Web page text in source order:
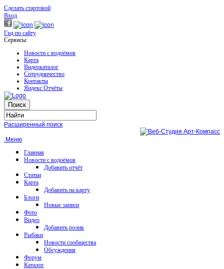
Сделать стартовой
Вход
Гид по сайту
Сервисы:
Новости с водоёмов
Карта
Видеокаталог
Сотрудничество
Контакты
Яндекс Отчёты
Расширенный поиск
Меню
Главная
Новости с водоёмов
Добавить отчёт
Статьи
Карта
Добавить на карту
Блоги
Новые записи
Фото
Видео
Добавить ролик
Рыбаки
Новости сообщества
Обсуждения
Форум
Каталог